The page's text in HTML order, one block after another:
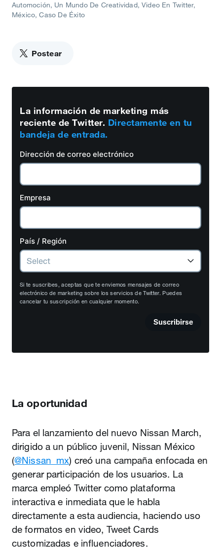
Automoción Un Mundo De Creatividad Video En Twitter
México Caso De Éxito
Postear
La información de marketing más
reciente de Twitter. Directamente en tu
bandeja de entrada.
Dirección de correo electrónico
Empresa
País / Región
Si te suscribes, aceptas que te enviemos mensajes de correo
electrónico de marketing sobre los servicios de Twitter. Puedes
cancelar tu suscripción en cualquier momento.
Suscribirse
La oportunidad
Para el lanzamiento del nuevo Nissan March,
dirigido a un público juvenil, Nissan México
(@Nissan_mx) creó una campaña enfocada en
generar participación de los usuarios. La
marca empleó Twitter como plataforma
interactiva e inmediata que le habla
directamente a esta audiencia, haciendo uso
de formatos en video, Tweet Cards
customizadas e influenciadores.